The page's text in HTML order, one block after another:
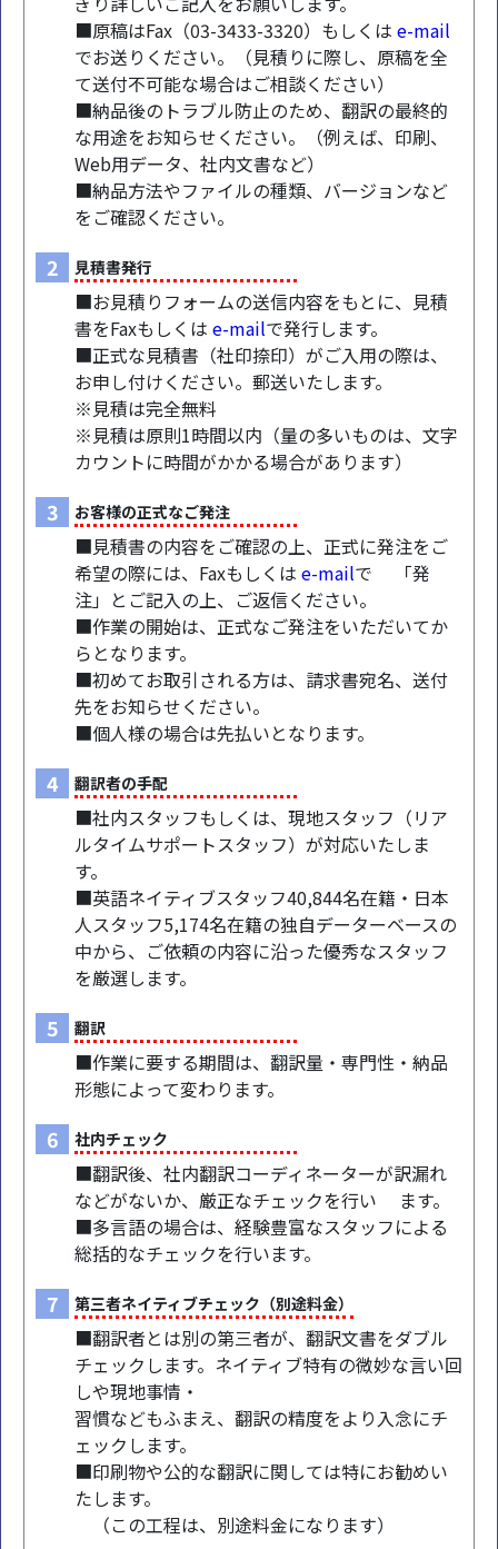
■原稿はFax（03-3433-3320）もしくは e-mail
でお送りください。（見積りに際し、原稿を全
て送付不可能な場合はご相談ください）
■納品後のトラブル防止のため、翻訳の最終的
な用途をお知らせください。（例えば、印刷、
Web用データ、社内文書など）
■納品方法やファイルの種類、バージョンなど
をご確認ください。
2 見積書発行
■お見積りフォームの送信内容をもとに、見積
書をFaxもしくは e-mailで発行します。
■正式な見積書（社印捺印）がご入用の際は、
お申し付けください。郵送いたします。
※見積は完全無料
※見積は原則1時間以内（量の多いものは、文字
カウントに時間がかかる場合があります）
3 お客様の正式なご発注
■見積書の内容をご確認の上、正式に発注をご
希望の際には、Faxもしくは e-mailで 「発
注」とご記入の上、ご返信ください。
■作業の開始は、正式なご発注をいただいてか
らとなります。
■初めてお取引される方は、請求書宛名、送付
先をお知らせください。
■個人様の場合は先払いとなります。
4 翻訳者の手配
■社内スタッフもしくは、現地スタッフ（リア
ルタイムサポートスタッフ）が対応いたしま
す。
■英語ネイティブスタッフ40,844名在籍・日本
人スタッフ5,174名在籍の独自データーベースの
中から、ご依頼の内容に沿った優秀なスタッフ
を厳選します。
5 翻訳
■作業に要する期間は、翻訳量・専門性・納品
形態によって変わります。
6 社内チェック
■翻訳後、社内翻訳コーディネーターが訳漏れ
などがないか、厳正なチェックを行い ます。
■多言語の場合は、経験豊富なスタッフによる
総括的なチェックを行います。
7 第三者ネイティブチェック（別途料金）
■翻訳者とは別の第三者が、翻訳文書をダブル
チェックします。ネイティブ特有の微妙な言い回
しや現地事情・
習慣などもふまえ、翻訳の精度をより入念にチ
ェックします。
■印刷物や公的な翻訳に関しては特にお勧めい
たします。
（この工程は、別途料金になります）